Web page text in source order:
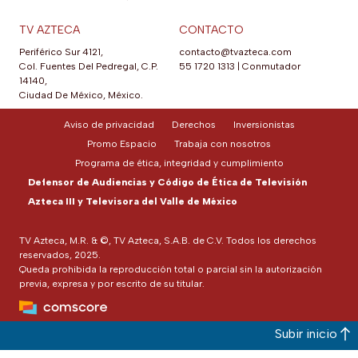
TV AZTECA
Periférico Sur 4121,
Col. Fuentes Del Pedregal, C.P.
14140,
Ciudad De México, México.
CONTACTO
contacto@tvazteca.com
55 1720 1313
Conmutador
TV Azteca, M.R. & ©, TV Azteca, S.A.B. de C.V. Todos los derechos
reservados, 2025.
Queda prohibida la reproducción total o parcial sin la autorización
previa, expresa y por escrito de su titular.
Aviso de privacidad Derechos
Inversionistas
Promo Espacio
Trabaja con nosotros
Programa de ética, integridad y cumplimiento
Defensor de Audiencias y Código de Ética de Televisión
Azteca III y Televisora del Valle de México
Subir inicio